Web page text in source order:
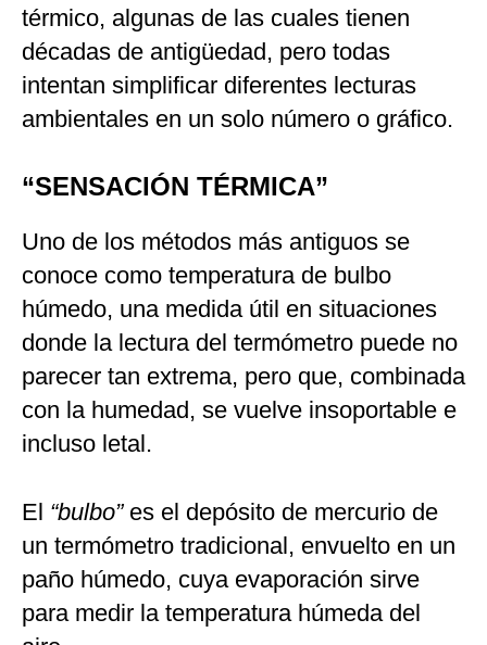
térmico, algunas de las cuales tienen
décadas de antigüedad, pero todas
intentan simplificar diferentes lecturas
ambientales en un solo número o gráfico.
“SENSACIÓN TÉRMICA”
Uno de los métodos más antiguos se
conoce como temperatura de bulbo
húmedo, una medida útil en situaciones
donde la lectura del termómetro puede no
parecer tan extrema, pero que, combinada
con la humedad, se vuelve insoportable e
incluso letal.
El “bulbo”es el depósito de mercurio de
un termómetro tradicional, envuelto en un
paño húmedo, cuya evaporación sirve
para medir la temperatura húmeda del